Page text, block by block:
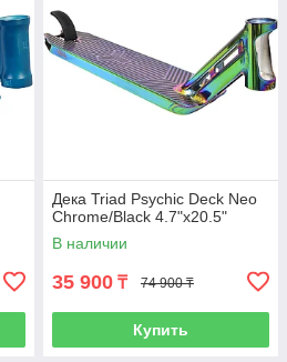
Дека Triad Psychic Deck Neo
Chrome/Black 4.7"x20.5"
В наличии
35 900 ₸ 74 900 ₸
Купить